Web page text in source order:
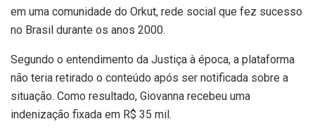
em uma comunidade do Orkut, rede social que fez sucesso
no Brasil durante os anos 2000.
Segundo o entendimento da Justiça à época, a plataforma
não teria retirado o conteúdo após ser notificada sobre a
situação. Como resultado, Giovanna recebeu uma
indenização fixada em R$ 35 mil.